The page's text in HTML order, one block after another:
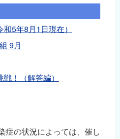
5年8月1日現在）
9月
！（解答編）
症の状況によっては、催し